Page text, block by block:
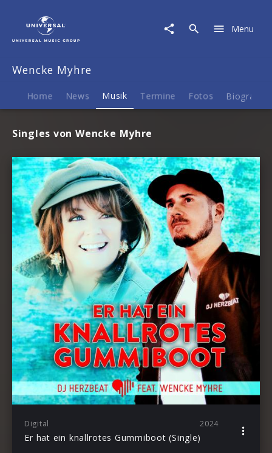
Musik
Menu
Wencke Myhre
Home News Musik Termine Fotos Biografie
Singles von Wencke Myhre
Digital 2024
Er hat ein knallrotes Gummiboot (Single)